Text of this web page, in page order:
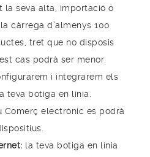
la seva alta, importació o
càrrega d’almenys 100
tret que no disposis
cas podrà ser menor.
i integrarem els
teva botiga en línia.
Comerç electrònic es podrà
la teva botiga en línia